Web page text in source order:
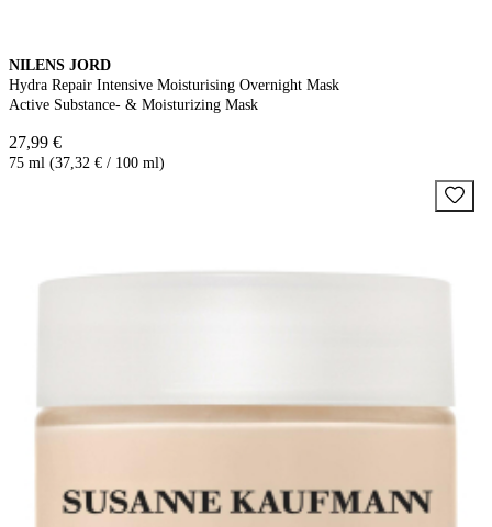
NILENS JORD
Hydra Repair Intensive Moisturising Overnight Mask
Active Substance- & Moisturizing Mask
27,99 €
75 ml (37,32 € / 100 ml)